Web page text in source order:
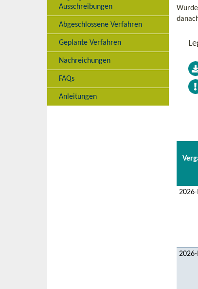
Ausschreibungen
Abgeschlossene Verfahren
Geplante Verfahren
Nachreichungen
FAQs
Anleitungen